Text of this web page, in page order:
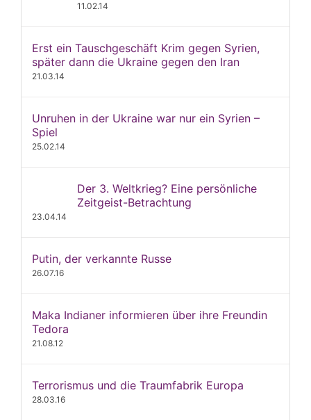
11.02.14
Erst ein Tauschgeschäft Krim gegen Syrien,
später dann die Ukraine gegen den Iran
21.03.14
Unruhen in der Ukraine war nur ein Syrien –
Spiel
25.02.14
Der 3. Weltkrieg? Eine persönliche
Zeitgeist-Betrachtung
23.04.14
Putin, der verkannte Russe
26.07.16
Maka Indianer informieren über ihre Freundin
Tedora
21.08.12
Terrorismus und die Traumfabrik Europa
28.03.16